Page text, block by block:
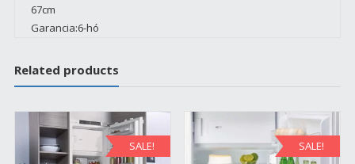
67cm
Garancia:6-hó
Related products
SALE! SALE!